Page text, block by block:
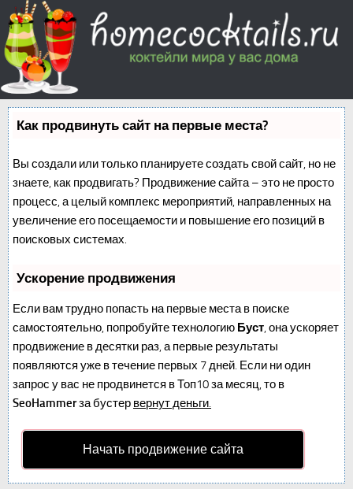
Как продвинуть сайт на первые места?
Вы создали или только планируете создать свой сайт, но не
знаете, как продвигать? Продвижение сайта – это не просто
процесс, а целый комплекс мероприятий, направленных на
увеличение его посещаемости и повышение его позиций в
поисковых системах.
Ускорение продвижения
Если вам трудно попасть на первые места в поиске
самостоятельно, попробуйте технологию Буст, она ускоряет
продвижение в десятки раз, а первые результаты
появляются уже в течение первых 7 дней. Если ни один
запрос у вас не продвинется в Топ10 за месяц, то в
SeoHammerза бустер вернут деньги.
Начать продвижение сайта